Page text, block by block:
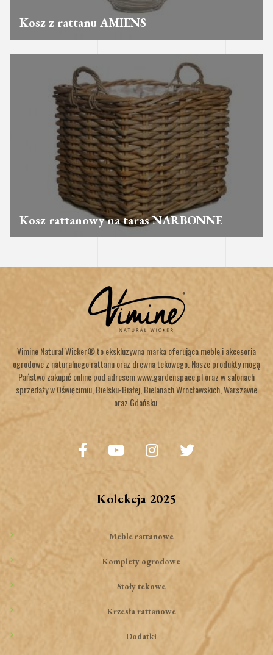
Kosz z rattanu AMIENS
Kosz rattanowy na taras NARBONNE
Vimine Natural Wicker® to ekskluzywna marka oferująca meble i akcesoria
ogrodowe z naturalnego rattanu oraz drewna tekowego. Nasze produkty mogą
Państwo zakupić online pod adresem www.gardenspace.pl oraz w salonach
sprzedaży w Oświęcimiu, Bielsku-Białej, Bielanach Wrocławskich, Warszawie
oraz Gdańsku.
Kolekcja 2025
Meble rattanowe
Komplety ogrodowe
Stoły tekowe
Krzesła rattanowe
Dodatki